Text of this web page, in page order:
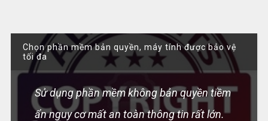
Chọn phần mềm bản quyền, máy tính được bảo vệ
tối đa
Sử dụng phần mềm không bản quyền tiềm
ẩn nguy cơ mất an toàn thông tin rất lớn.